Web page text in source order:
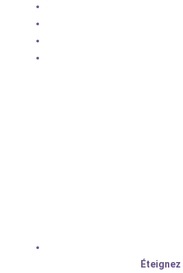
Éteignez